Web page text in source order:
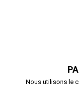
Nous utilisons le